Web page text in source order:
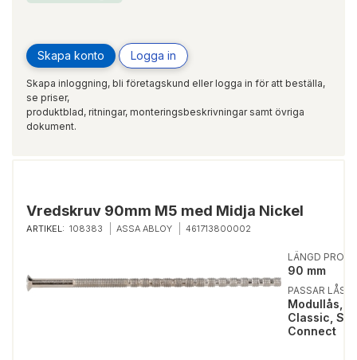
Skapa konto Logga in
Skapa inloggning, bli företagskund eller logga in för att beställa,
se priser,
produktblad, ritningar, monteringsbeskrivningar samt övriga
dokument.
Vredskruv 90mm M5 med Midja Nickel
ARTIKEL: 108383 ASSA ABLOY 461713800002
LÄNGD
90 mm
PASSAR
Modullås,
Classic,
Connect